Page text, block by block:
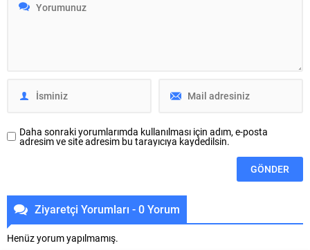
Büyükşehir Belediyesi adına
Daha sonraki yorumlarımda kullanılması için adım, e-posta
adresim ve site adresim bu tarayıcıya kaydedilsin.
Ziyaretçi Yorumları - 0 Yorum
Henüz yorum yapılmamış.